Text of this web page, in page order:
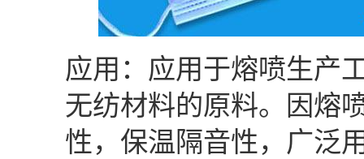
应用：应用于熔喷生产
无纺材料的原料。因熔
性，保温隔音性，广泛